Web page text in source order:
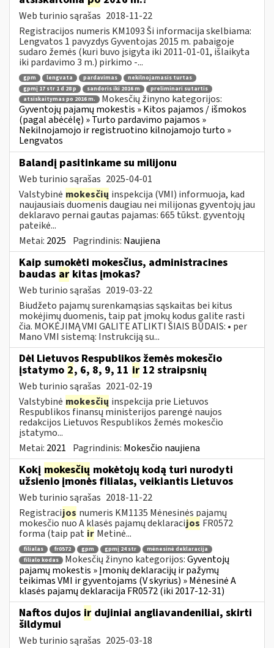
Web turinio sąrašas 2018-11-22
Registracijos numeris KM1093 Ši informacija skelbiama:
Lengvatos 1 pavyzdys Gyventojas 2015 m. pabaigoje
sudaro žemės (kuri buvo įsigyta iki 2011-01-01, išlaikyta
iki pardavimo 3 m.) pirkimo -...
gpm lengvata pardavimas
nekilnojamasis turtas
gpmį 17 str 1 d 28 p
sandoris iki 2016 m
preliminari sutartis
atsiskaitymas po 2016 m.
Mokesčių žinyno kategorijos:
Gyventojų pajamų mokestis » Kitos pajamos / išmokos
(pagal abėcėlę) » Turto pardavimo pajamos »
Nekilnojamojo ir registruotino kilnojamojo turto »
Lengvatos
Balandį pasitinkame su milijonu
Web turinio sąrašas 2025-04-01
Valstybinė mokesčių inspekcija (VMI) informuoja, kad
naujausiais duomenis daugiau nei milijonas gyventojų jau
deklaravo pernai gautas pajamas: 665 tūkst. gyventojų
pateikė...
Metai: 2025 Pagrindinis: Naujiena
Kaip sumokėti mokesčius, administracines
baudas ar kitas įmokas?
Web turinio sąrašas 2019-03-22
Biudžeto pajamų surenkamąsias sąskaitas bei kitus
mokėjimų duomenis, taip pat įmokų kodus galite rasti
čia. MOKĖJIMĄ VMI GALITE ATLIKTI ŠIAIS BŪDAIS: • per
Mano VMI sistemą: Instrukciją su...
Dėl Lietuvos Respublikos žemės mokesčio
įstatymo 2, 6, 8, 9, 11 ir 12 straipsnių
Web turinio sąrašas 2021-02-19
Valstybinė mokesčių inspekcija prie Lietuvos
Respublikos finansų ministerijos parengė naujos
redakcijos Lietuvos Respublikos žemės mokesčio
įstatymo...
Metai: 2021 Pagrindinis: Mokesčio naujiena
Kokį mokesčių mokėtojų kodą turi nurodyti
užsienio įmonės filialas, veikiantis Lietuvos
Web turinio sąrašas 2018-11-22
Registracijos numeris KM1135 Mėnesinės pajamų
mokesčio nuo A klasės pajamų deklaracijos FR0572
forma (taip pat ir Metinė...
filialas fr0572 gpm gpmį 24 str
mėnesinė deklaracija
filialo kodas
Mokesčių žinyno kategorijos:Gyventojų
pajamų mokestis » Įmonių deklaracijų ir pažymų
teikimas VMI ir gyventojams (V skyrius) » Mėnesinė A
klasės pajamų deklaracija FR0572 (iki 2017-12-31)
Naftos dujos ir dujiniai angliavandeniliai, skirti
šildymui
Web turinio sąrašas 2025-03-18